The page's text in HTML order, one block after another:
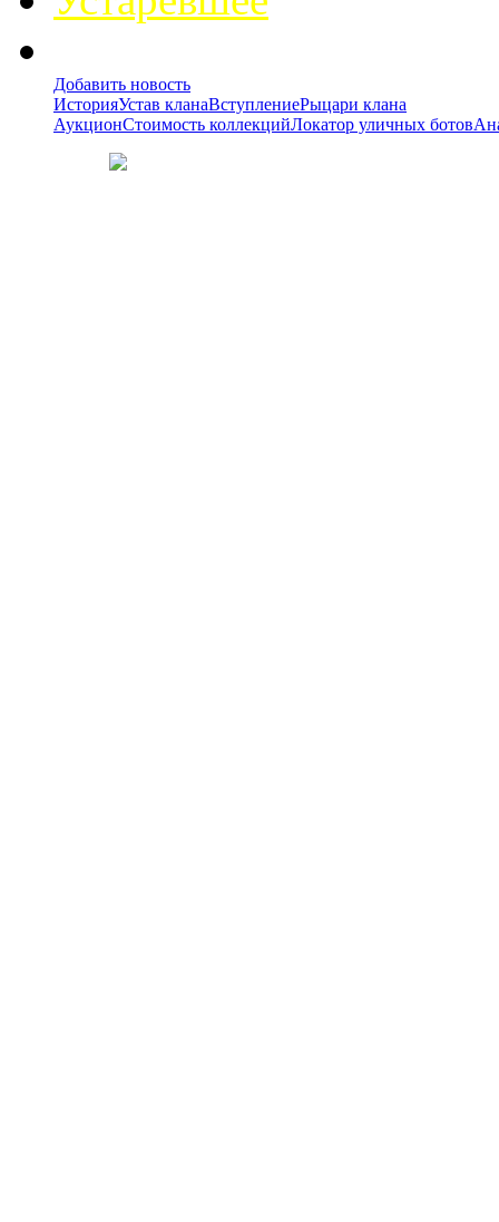
Добавить новость
ИсторияУстав кланаВступлениеРыцари клана
АукционСтоимость коллекцийЛокатор уличных ботов